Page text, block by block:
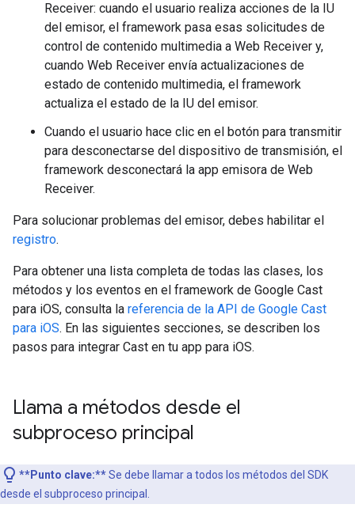
Receiver: cuando el usuario realiza acciones de la IU
del emisor, el framework pasa esas solicitudes de
control de contenido multimedia a Web Receiver y,
cuando Web Receiver envía actualizaciones de
estado de contenido multimedia, el framework
actualiza el estado de la IU del emisor.
Cuando el usuario hace clic en el botón para transmitir
para desconectarse del dispositivo de transmisión, el
framework desconectará la app emisora de Web
Receiver.
Para solucionar problemas del emisor, debes habilitar el
registro.
Para obtener una lista completa de todas las clases, los
métodos y los eventos en el framework de Google Cast
para iOS, consulta la referencia de la API de Google Cast
para iOS. En las siguientes secciones, se describen los
pasos para integrar Cast en tu app para iOS.
Llama a métodos desde el
subproceso principal
**Punto clave:**Se debe llamar a todos los métodos del SDK
desde el subproceso principal.